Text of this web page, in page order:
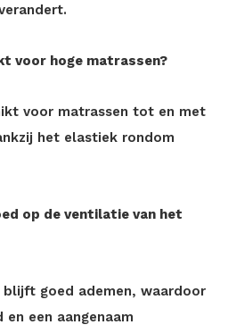
voor hoge matrassen?
voor matrassen tot en met
het elastiek rondom
op de ventilatie van het
goed ademen, waardoor
een aangenaam